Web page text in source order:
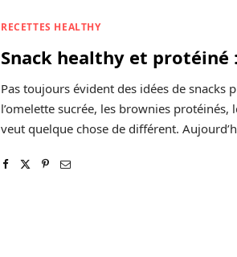
RECETTES HEALTHY
Snack healthy et
Pas toujours évident des idées de snacks
l’omelette sucrée, les brownies
veut quelque chose de différent.